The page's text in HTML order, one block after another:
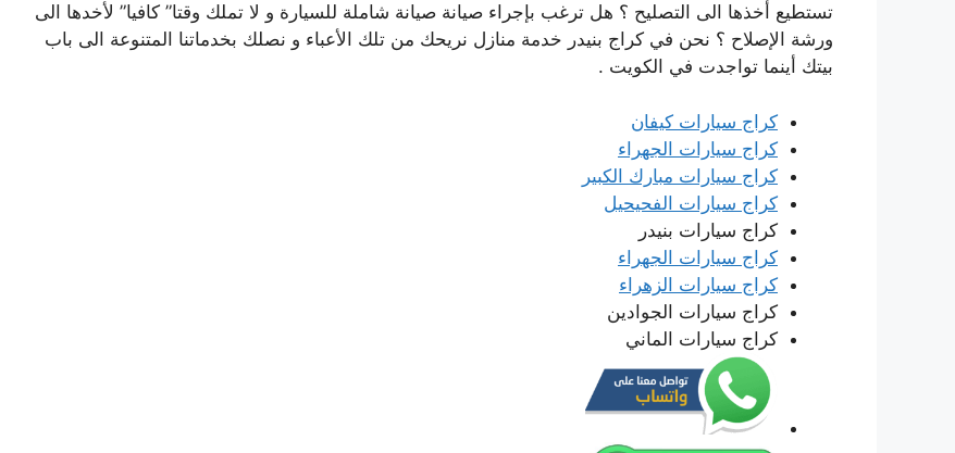
تستطيع أخذها الى التصليح ؟ هل ترغب بإجراء صيانة صيانة شاملة للسيارة و لا تملك وقتا” كافيا” لأخدها الى
ورشة الإصلاح ؟ نحن في كراج بنيدر خدمة منازل نريحك من تلك الأعباء و نصلك بخدماتنا المتنوعة الى باب
بيتك أينما تواجدت في الكويت .
كراج سيارات كيفان
كراج سيارات الجهراء
كراج سيارات مبارك الكبير
كراج سيارات الفحيحيل
كراج سيارات بنيدر
كراج سيارات الجهراء
كراج سيارات الزهراء
كراج سيارات الجوادين
كراج سيارات الماني